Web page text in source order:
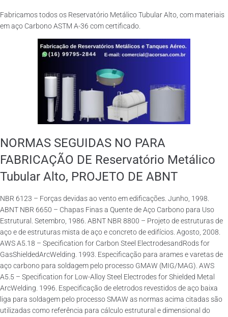
Fabricamos todos os Reservatório Metálico Tubular Alto, com materiais
em aço Carbono ASTM A-36 com certificado.
NORMAS SEGUIDAS NO PARA
FABRICAÇÃO DE Reservatório Metálico
Tubular Alto, PROJETO DE ABNT
NBR 6123 – Forças devidas ao vento em edificações. Junho, 1998.
ABNT NBR 6650 – Chapas Finas a Quente de Aço Carbono para Uso
Estrutural. Setembro, 1986. ABNT NBR 8800 – Projeto de estruturas de
aço e de estruturas mista de aço e concreto de edifícios. Agosto, 2008.
AWS A5.18 – Specification for Carbon Steel ElectrodesandRods for
GasShieldedArcWelding. 1993. Especificação para arames e varetas de
aço carbono para soldagem pelo processo GMAW (MIG/MAG). AWS
A5.5 – Specification for Low-Alloy Steel Electrodes for Shielded Metal
ArcWelding. 1996. Especificação de eletrodos revestidos de aço baixa
liga para soldagem pelo processo SMAW as normas acima citadas são
utilizadas como referência para cálculo estrutural e dimensional do